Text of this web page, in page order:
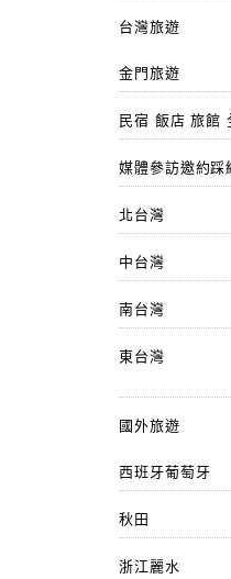
台灣旅遊
金門旅遊
民宿 飯店 旅館
媒體參訪邀約踩
北台灣
中台灣
南台灣
東台灣
國外旅遊
西班牙葡萄牙
秋田
浙江麗水